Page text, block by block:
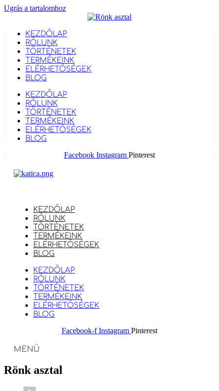
Ugrás a tartalomhoz
KEZDŐLAP
RÓLUNK
TÖRTÉNETEK
TERMÉKEINK
ELÉRHETŐSÉGEK
BLOG
KEZDŐLAP
RÓLUNK
TÖRTÉNETEK
TERMÉKEINK
ELÉRHETŐSÉGEK
BLOG
Facebook Instagram Pinterest
KEZDŐLAP
RÓLUNK
TÖRTÉNETEK
TERMÉKEINK
ELÉRHETŐSÉGEK
BLOG
KEZDŐLAP
RÓLUNK
TÖRTÉNETEK
TERMÉKEINK
ELÉRHETŐSÉGEK
BLOG
Facebook-f Instagram Pinterest
MENÜ
Rönk asztal